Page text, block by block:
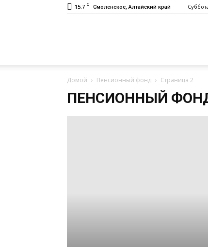
15.7 C Смоленское, Алтайский край
Домой Пенсионный фонд Страница 2
ПЕНСИОННЫЙ